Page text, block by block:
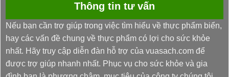
Thông tin tư vấn
Nếu bạn cần trợ giúp trong việc tìm hiểu về thực phẩm biển,
hay các vấn đề chung về thực phẩm có lợi cho sức khỏe
nhất. Hãy truy cập diễn đàn hỗ trợ của vuasach.com để
được trợ giúp nhanh nhất. Phục vụ cho sức khỏe và gia